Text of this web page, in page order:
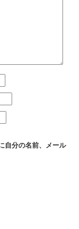
自分の名前、メール